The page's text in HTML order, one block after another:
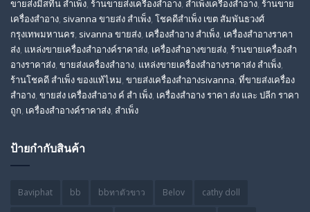
ขายส่งมิสทีน สําเพ็ง, ร้านขายส่งเครื่องสำอาง, สําเพ็งเครื่องสําอาง, ร้านขาย
เครื่องสำอาง, sivanna ขายส่ง สําเพ็ง, โชคดีสำเพ็ง เขต สัมพันธวงศ์
กรุงเทพมหานคร, sivanna ขายส่ง, เครื่องสําอาง สําเพ็ง, เครื่องสําอางราคา
ส่ง, แหล่งขายเครื่องสําอางค์ราคาส่ง, เครื่องสําอางขายส่ง, ร้านขายเครื่องสํา
อางราคาส่ง, ขายส่งเครื่องสําอาง, แหล่งขายเครื่องสําอางราคาส่ง สําเพ็ง,
ร้านโชคดี สําเพ็ง ของแท้ไหม, ขายส่งเครื่องสําอางsivanna, ที่ขายส่งเครื่อง
สําอาง, ขายส่ง เครื่องสำอาง ค์ สำ เพ็ง, เครื่องสำอาง ราคา ส่ง และ ปลีก ราคา
ถูก, เครื่องสำอางค์ราคาส่ง, สำเพ็ง
ป้ายกำกับสินค้า
Baviphat bb bbทาตัวขาว Belov cathy doll